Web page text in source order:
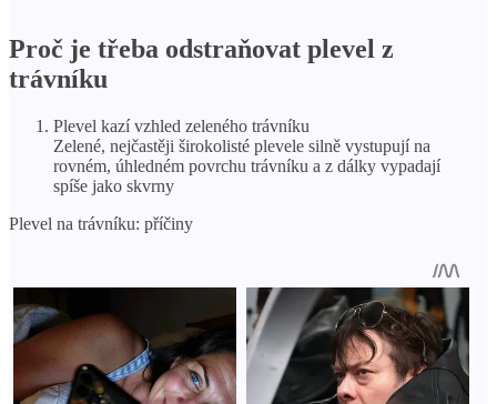
Proč je třeba odstraňovat plevel z
trávníku
Plevel kazí vzhled zeleného trávníku
Zelené, nejčastěji širokolisté plevele silně vystupují na
rovném, úhledném povrchu trávníku a z dálky vypadají
spíše jako skvrny
Plevel na trávníku: příčiny